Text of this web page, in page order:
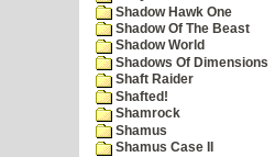
Shadow Hawk One
Shadow Of The Beast
Shadow World
Shadows Of Dimensions
Shaft Raider
Shafted!
Shamrock
Shamus
Shamus Case II